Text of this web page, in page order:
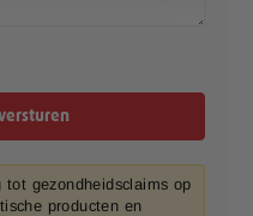
tot gezondheidsclaims op
producten en